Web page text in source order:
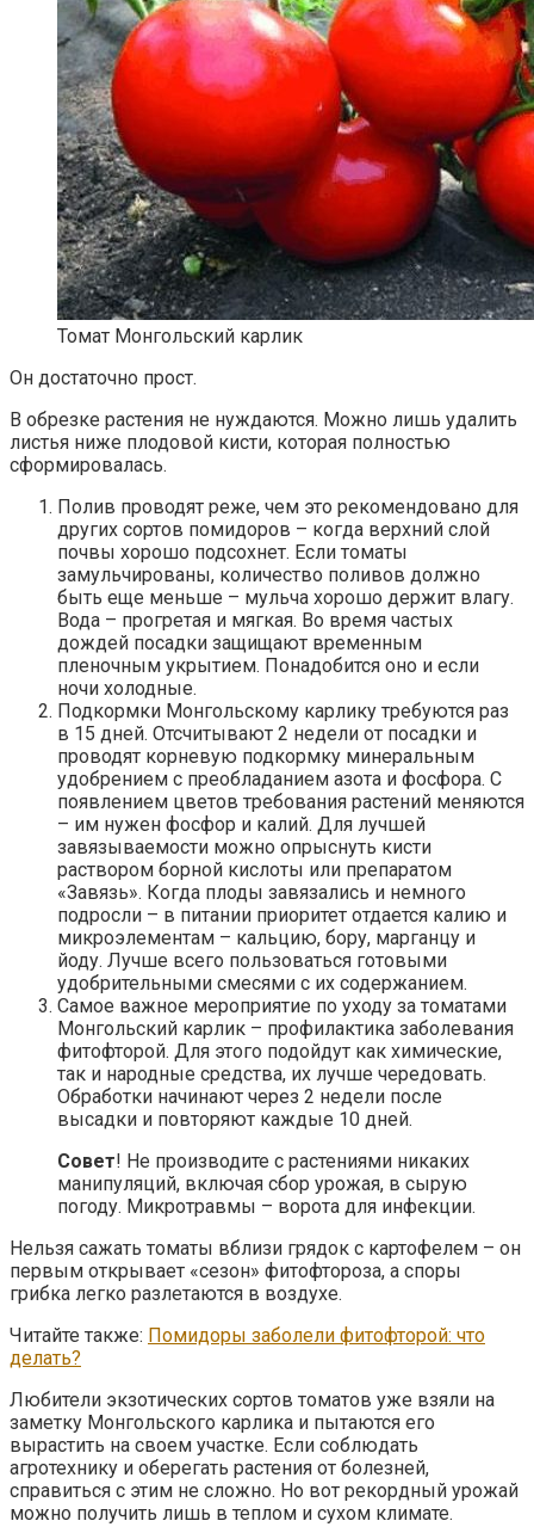
Томат Монгольский карлик
Он достаточно прост.
В обрезке растения не нуждаются. Можно лишь удалить
листья ниже плодовой кисти, которая полностью
сформировалась.
Полив проводят реже, чем это рекомендовано для
других сортов помидоров – когда верхний слой
почвы хорошо подсохнет. Если томаты
замульчированы, количество поливов должно
быть еще меньше – мульча хорошо держит влагу.
Вода – прогретая и мягкая. Во время частых
дождей посадки защищают временным
пленочным укрытием. Понадобится оно и если
ночи холодные.
Подкормки Монгольскому карлику требуются раз
в 15 дней. Отсчитывают 2 недели от посадки и
проводят корневую подкормку минеральным
удобрением с преобладанием азота и фосфора. С
появлением цветов требования растений меняются
– им нужен фосфор и калий. Для лучшей
завязываемости можно опрыснуть кисти
раствором борной кислоты или препаратом
«Завязь». Когда плоды завязались и немного
подросли – в питании приоритет отдается калию и
микроэлементам – кальцию, бору, марганцу и
йоду. Лучше всего пользоваться готовыми
удобрительными смесями с их содержанием.
Самое важное мероприятие по уходу за томатами
Монгольский карлик – профилактика заболевания
фитофторой. Для этого подойдут как химические,
так и народные средства, их лучше чередовать.
Обработки начинают через 2 недели после
высадки и повторяют каждые 10 дней.
Совет! Не производите с растениями никаких
манипуляций, включая сбор урожая, в сырую
погоду. Микротравмы – ворота для инфекции.
Нельзя сажать томаты вблизи грядок с картофелем – он
первым открывает «сезон» фитофтороза, а споры
грибка легко разлетаются в воздухе.
Читайте также: Помидоры заболели фитофторой: что
делать?
Любители экзотических сортов томатов уже взяли на
заметку Монгольского карлика и пытаются его
вырастить на своем участке. Если соблюдать
агротехнику и оберегать растения от болезней,
справиться с этим не сложно. Но вот рекордный урожай
можно получить лишь в теплом и сухом климате.